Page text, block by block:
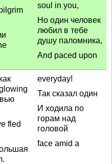
soul in you,
Но один человек
любил в тебе
душу паломника,
And paced upon
fled
everyday!
Так сказал один
И ходила по
горам над
головой
face amid a